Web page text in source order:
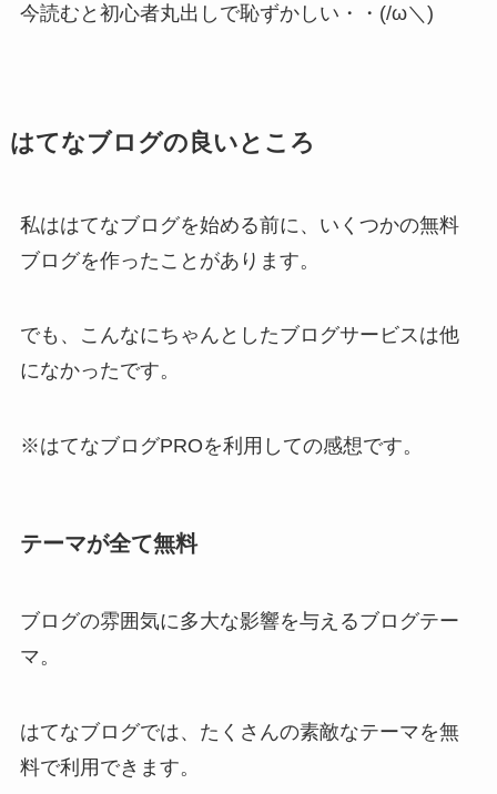
今読むと初心者丸出しで恥ずかしい・・(/ω＼)
はてなブログの良いところ
私ははてなブログを始める前に、いくつかの無料
ブログを作ったことがあります。
でも、こんなにちゃんとしたブログサービスは他
になかったです。
※はてなブログPROを利用しての感想です。
テーマが全て無料
ブログの雰囲気に多大な影響を与えるブログテー
マ。
はてなブログでは、たくさんの素敵なテーマを無
料で利用できます。